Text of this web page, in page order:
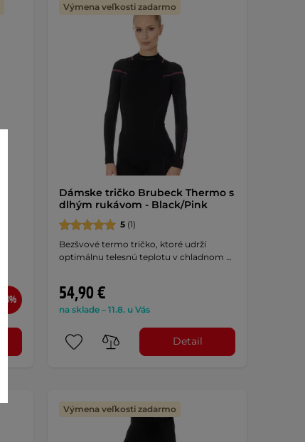
-13%
Výmena veľkosti zadarmo
Dámske tričko Brubeck Thermo s
dlhým rukávom - Black/Pink
5(1)
Bezšvové termo tričko, ktoré udrží
optimálnu telesnú teplotu v chladnom …
54,90 €
na sklade – 11.8. u Vás
Detail
Výmena veľkosti zadarmo